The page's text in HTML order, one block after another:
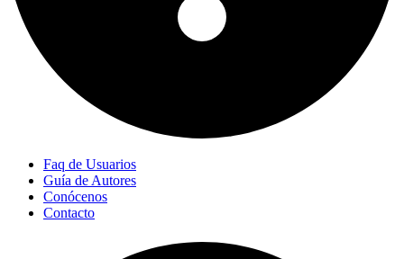
Faq de Usuarios
Guía de Autores
Conócenos
Contacto